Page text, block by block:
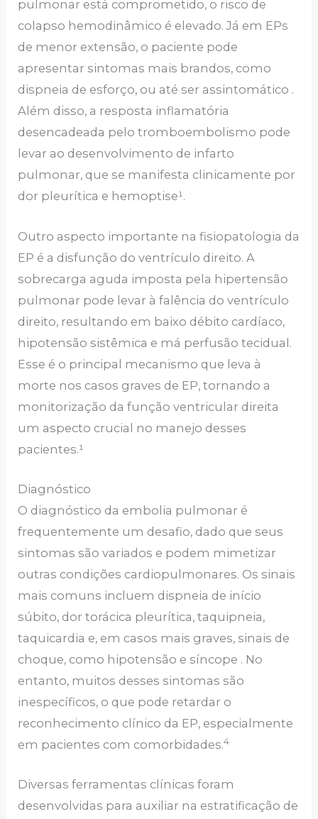
pulmonar está comprometido, o risco de
colapso hemodinâmico é elevado. Já em EPs
de menor extensão, o paciente pode
apresentar sintomas mais brandos, como
dispneia de esforço, ou até ser assintomático .
Além disso, a resposta inflamatória
desencadeada pelo tromboembolismo pode
levar ao desenvolvimento de infarto
pulmonar, que se manifesta clinicamente por
dor pleurítica e hemoptise¹.
Outro aspecto importante na fisiopatologia da
EP é a disfunção do ventrículo direito. A
sobrecarga aguda imposta pela hipertensão
pulmonar pode levar à falência do ventrículo
direito, resultando em baixo débito cardíaco,
hipotensão sistêmica e má perfusão tecidual.
Esse é o principal mecanismo que leva à
morte nos casos graves de EP, tornando a
monitorização da função ventricular direita
um aspecto crucial no manejo desses
pacientes.¹
Diagnóstico
O diagnóstico da embolia pulmonar é
frequentemente um desafio, dado que seus
sintomas são variados e podem mimetizar
outras condições cardiopulmonares. Os sinais
mais comuns incluem dispneia de início
súbito, dor torácica pleurítica, taquipneia,
taquicardia e, em casos mais graves, sinais de
choque, como hipotensão e síncope . No
entanto, muitos desses sintomas são
inespecíficos, o que pode retardar o
reconhecimento clínico da EP, especialmente
em pacientes com comorbidades.4
Diversas ferramentas clínicas foram
desenvolvidas para auxiliar na estratificação de